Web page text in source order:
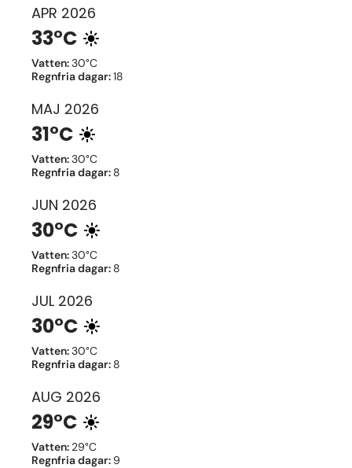
APR 2026
33°C
Vatten:30°C
Regnfria dagar:18
MAJ 2026
31°C
Vatten:30°C
Regnfria dagar: 8
JUN 2026
30°C
Vatten:30°C
Regnfria dagar: 8
JUL 2026
30°C
Vatten:30°C
Regnfria dagar: 8
AUG 2026
29°C
Vatten: 29°C
Regnfria dagar: 9